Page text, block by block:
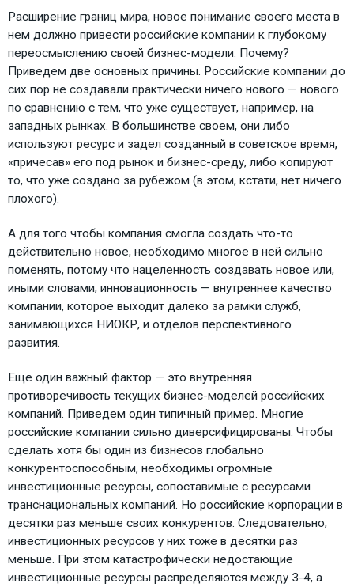
Расширение границ мира, новое понимание своего места в
нем должно привести российские компании к глубокому
переосмыслению своей бизнес-модели. Почему?
Приведем две основных причины. Российские компании до
сих пор не создавали практически ничего нового — нового
по сравнению с тем, что уже существует, например, на
западных рынках. В большинстве своем, они либо
используют ресурс и задел созданный в советское время,
«причесав» его под рынок и бизнес-среду, либо копируют
то, что уже создано за рубежом (в этом, кстати, нет ничего
плохого).
А для того чтобы компания смогла создать что-то
действительно новое, необходимо многое в ней сильно
поменять, потому что нацеленность создавать новое или,
иными словами, инновационность — внутреннее качество
компании, которое выходит далеко за рамки служб,
занимающихся НИОКР, и отделов перспективного
развития.
Еще один важный фактор — это внутренняя
противоречивость текущих бизнес-моделей российских
компаний. Приведем один типичный пример. Многие
российские компании сильно диверсифицированы. Чтобы
сделать хотя бы один из бизнесов глобально
конкурентоспособным, необходимы огромные
инвестиционные ресурсы, сопоставимые с ресурсами
транснациональных компаний. Но российские корпорации в
десятки раз меньше своих конкурентов. Следовательно,
инвестиционных ресурсов у них тоже в десятки раз
меньше. При этом катастрофически недостающие
инвестиционные ресурсы распределяются между 3-4, а